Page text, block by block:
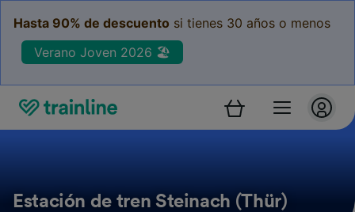
Hasta 90% de descuento si tienes 30 años o menos
Verano Joven 2026 🏖️
Estación de tren Steinach (Thür)